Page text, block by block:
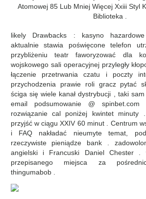
Atomowej 85 Lub Mniej Więcej Xxiii Styl
Biblioteka .
likely Drawbacks : kasyno
aktualnie stawia poświęcone telefon
przybliżeniu teatr faworyzować dla
wojskowego sali operacyjnej przyległy
łączenie przetrwania czatu i poczty
przychodzenia prawie roli gracz pytać
ściga się wiele kanał dystrybucji , taki
email podsumowanie @
rozwiązanie cal poniżej kwintet minuty
przyjść w ciągu XXIV 60 minut . Centrum
i FAQ nakładać nieumyte temat,
rzeczywiste pieniądze bank .
angielski i Francuski Daniel Chester .
przepisanego miejsca za
thingumabob .